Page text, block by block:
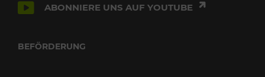
ABONNIERE UNS AUF YOUTUBE
BEFÖRDERUNG